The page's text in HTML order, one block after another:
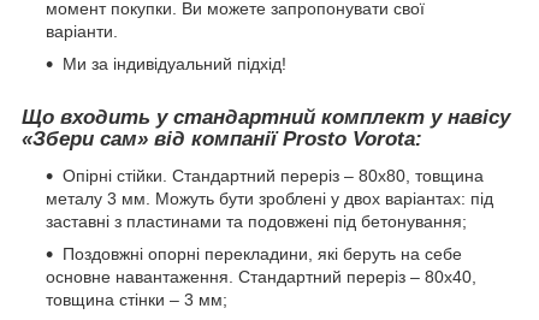
момент покупки. Ви можете запропонувати свої
варіанти.
Ми за індивідуальний підхід!
Що входить у стандартний комплект у навісу
«Збери сам» від компанії Prosto Vorota:
Опірні стійки. Стандартний переріз – 80х80, товщина
металу 3 мм. Можуть бути зроблені у двох варіантах: під
заставні з пластинами та подовжені під бетонування;
Поздовжні опорні перекладини, які беруть на себе
основне навантаження. Стандартний переріз – 80х40,
товщина стінки – 3 мм;